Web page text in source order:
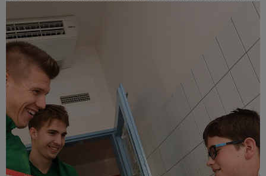
Jegyek
FM YouTube +
Hírek
Labdarúgás